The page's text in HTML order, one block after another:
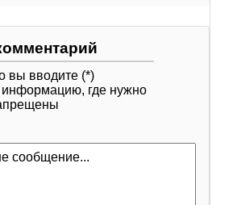
вы вводите (*)
где нужно